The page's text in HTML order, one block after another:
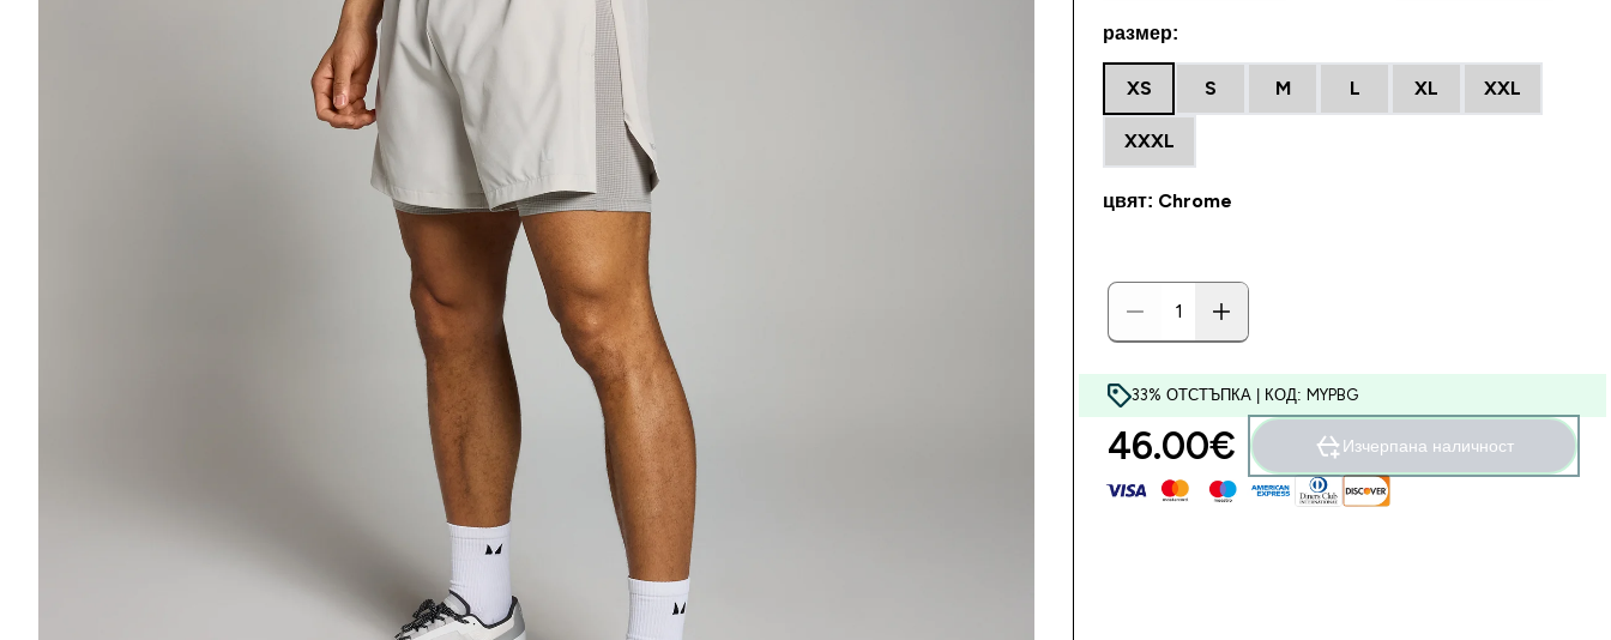
размер:
XS S M L XL XXL
XXXL
цвят: Chrome
33% ОТСТЪПКА | КОД: MYPBG
46.00€‎ Изчерпана наличност